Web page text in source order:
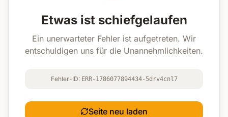
Etwas ist schiefgelaufen
Ein unerwarteter Fehler ist aufgetreten. Wir
entschuldigen uns für die Unannehmlichkeiten.
Fehler-ID: ERR-1786077894434-5drv4cnl7
Seite neu laden